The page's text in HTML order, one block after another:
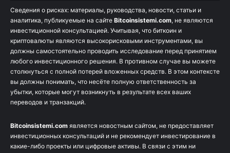
Сведения о рисках: материалы, руководства, новости, статьи и
аналитика, публикуемые на сайте Bitcoinsistemi.com, не являются
инвестиционной консультацией. Учитывая, что биткоин и
криптовалюты являются высокорисковыми инструментами, вы
должны самостоятельно проводить исследование перед принятием
любого инвестиционного решения. В противном случае вы можете
столкнуться с полной потерей вложенных средств. В этом контексте
вы должны понимать, что несёте полную ответственность за
убытки, которые могут возникнуть в результате всех ваших
переводов и транзакций.
Bitcoinsistemi.com является новостным сайтом, не предоставляет
инвестиционных консультаций и не рекомендует инвестирование в
какие-либо проекты или цифровые активы. В связи с этим ни